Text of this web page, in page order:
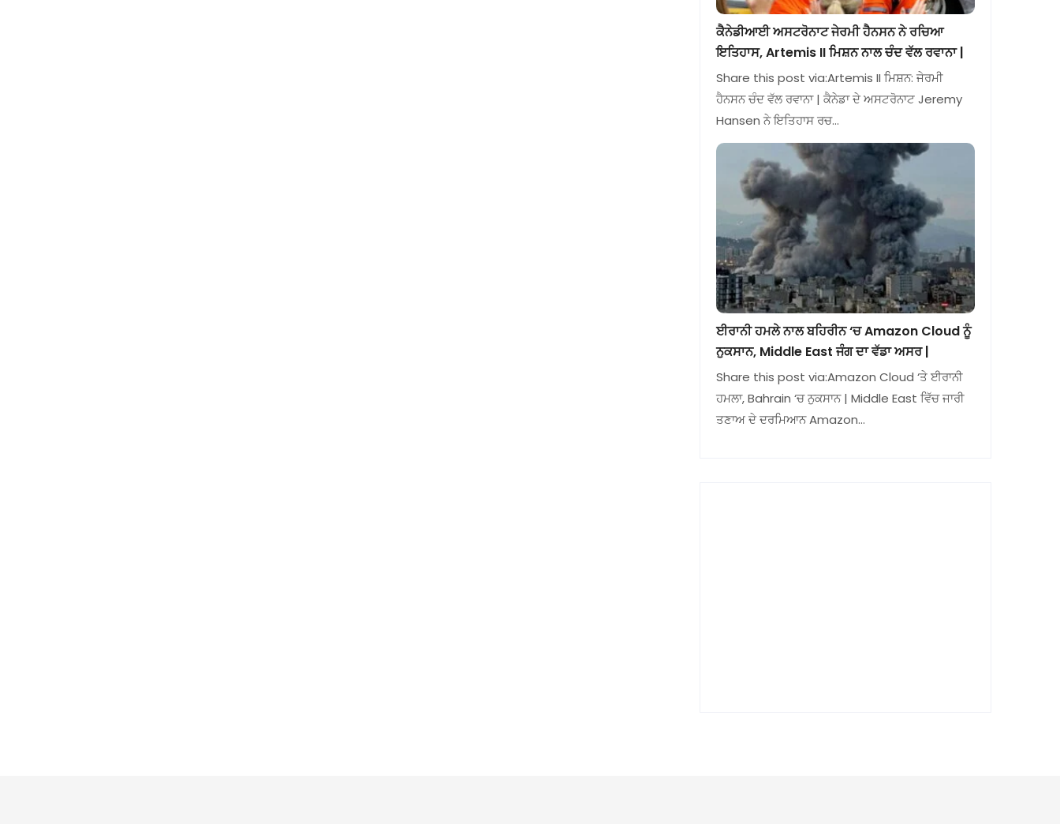
ਕੈਨੇਡੀਆਈ ਅਸਟਰੋਨਾਟ ਜੇਰਮੀ ਹੈਨਸਨ ਨੇ ਰਚਿਆ
ਇਤਿਹਾਸ, Artemis II ਮਿਸ਼ਨ ਨਾਲ ਚੰਦ ਵੱਲ ਰਵਾਨਾ |
Share this post via:Artemis II ਮਿਸ਼ਨ: ਜੇਰਮੀ
ਹੈਨਸਨ ਚੰਦ ਵੱਲ ਰਵਾਨਾ | ਕੈਨੇਡਾ ਦੇ ਅਸਟਰੋਨਾਟ Jeremy
Hansen ਨੇ ਇਤਿਹਾਸ ਰਚ…
ਈਰਾਨੀ ਹਮਲੇ ਨਾਲ ਬਹਿਰੀਨ ‘ਚ Amazon Cloud ਨੂੰ
ਨੁਕਸਾਨ, Middle East ਜੰਗ ਦਾ ਵੱਡਾ ਅਸਰ |
Share this post via:Amazon Cloud ‘ਤੇ ਈਰਾਨੀ
ਹਮਲਾ, Bahrain ‘ਚ ਨੁਕਸਾਨ | Middle East ਵਿੱਚ ਜਾਰੀ
ਤਣਾਅ ਦੇ ਦਰਮਿਆਨ Amazon…